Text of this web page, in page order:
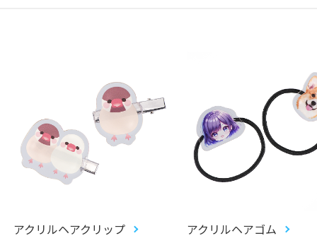
アクリルヘアクリップ アクリルヘアゴム